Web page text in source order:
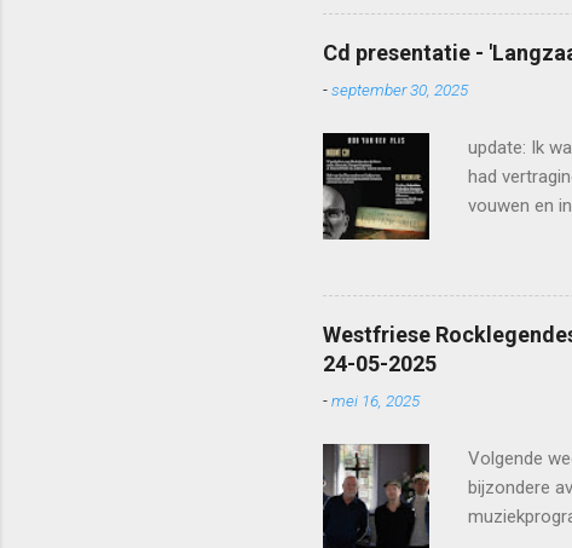
maar vrijdag
reserveren
Cd presentatie -
-september 30, 2025
update: Ik
had
vouwen en
Westfriese
24-05-2025
-mei 16, 2025
Volgende
bijzondere